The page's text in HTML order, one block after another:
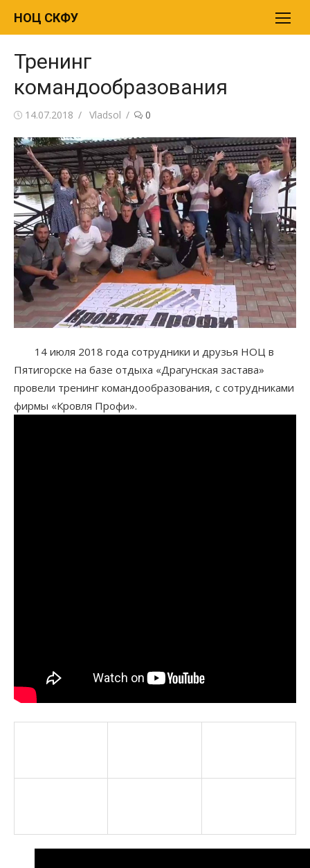
НОЦ СКФУ
Тренинг
командообразования
Опубликовано
14.07.2018 Автор
Vladsol 0
14 июля 2018 года сотрудники и друзья НОЦ в
Пятигорске на базе отдыха «Драгунская застава»
провели тренинг командообразования, с сотрудниками
фирмы «Кровля Профи».